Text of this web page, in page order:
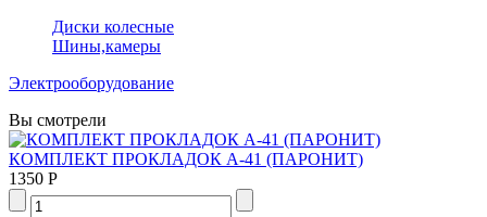
Диски колесные
Шины,камеры
Электрооборудование
Вы смотрели
КОМПЛЕКТ ПРОКЛАДОК А-41 (ПАРОНИТ)
1350 Р